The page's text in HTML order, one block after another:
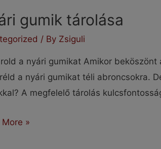
gumik tárolása
/ By Zsiguli
a nyári gumikat Amikor
a nyári gumikat téli abroncsokra.
A megfelelő tárolás
More »